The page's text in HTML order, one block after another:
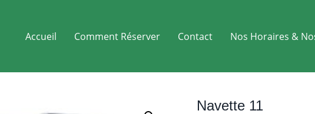
Accueil Comment Réserver Contact Nos Horaires &
Navette 11